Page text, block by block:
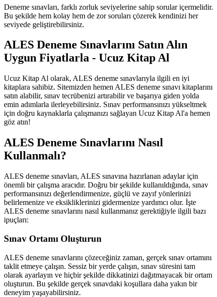
Deneme sınavları, farklı zorluk seviyelerine sahip sorular içermelidir.
Bu şekilde hem kolay hem de zor soruları çözerek kendinizi her
seviyede geliştirebilirsiniz.
ALES Deneme Sınavlarını Satın Alın
Uygun Fiyatlarla - Ucuz Kitap Al
Ucuz Kitap Al olarak, ALES deneme sınavlarıyla ilgili en iyi
kitaplara sahibiz. Sitemizden hemen ALES deneme sınavı kitaplarını
satın alabilir, sınav tecrübenizi artırabilir ve başarıya giden yolda
emin adımlarla ilerleyebilirsiniz. Sınav performansınızı yükseltmek
için doğru kaynaklarla çalışmanızı sağlayan Ucuz Kitap Al'a hemen
göz atın!
ALES Deneme Sınavlarını Nasıl
Kullanmalı?
ALES deneme sınavları, ALES sınavına hazırlanan adaylar için
önemli bir çalışma aracıdır. Doğru bir şekilde kullanıldığında, sınav
performansınızı değerlendirmenize, güçlü ve zayıf yönlerinizi
belirlemenize ve eksikliklerinizi gidermenize yardımcı olur. İşte
ALES deneme sınavlarını nasıl kullanmanız gerektiğiyle ilgili bazı
ipuçları:
Sınav Ortamı Oluşturun
ALES deneme sınavlarını çözeceğiniz zaman, gerçek sınav ortamını
taklit etmeye çalışın. Sessiz bir yerde çalışın, sınav süresini tam
olarak ayarlayın ve hiçbir şekilde dikkatinizi dağıtmayacak bir ortam
oluşturun. Bu şekilde gerçek sınavdaki koşullara daha yakın bir
deneyim yaşayabilirsiniz.